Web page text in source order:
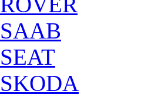
SAAB
SEAT
SKODA